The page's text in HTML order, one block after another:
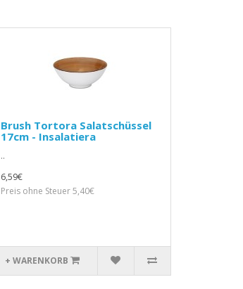
Brush Tortora Salatschüssel
17cm - Insalatiera
..
6,59€
Preis ohne Steuer 5,40€
+ WARENKORB